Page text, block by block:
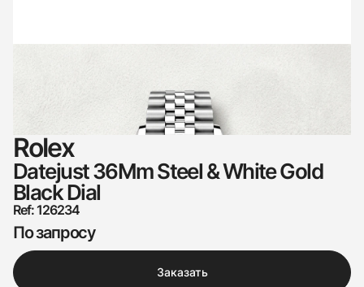
Rolex
Datejust 36Mm Steel & White Gold
Black Dial
Ref: 126234
По запросу
Заказать